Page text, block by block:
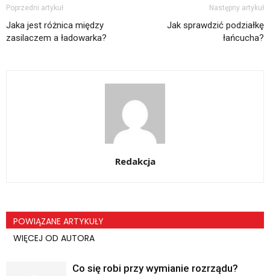
Poprzedni artykuł
Jaka jest różnica między
zasilaczem a ładowarka?
Następny artykuł
Jak sprawdzić podziałkę
łańcucha?
Redakcja
POWIĄZANE ARTYKUŁY
WIĘCEJ OD AUTORA
Co się robi przy wymianie rozrządu?